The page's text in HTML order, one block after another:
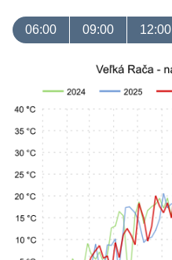
06:00 09:00 12:00